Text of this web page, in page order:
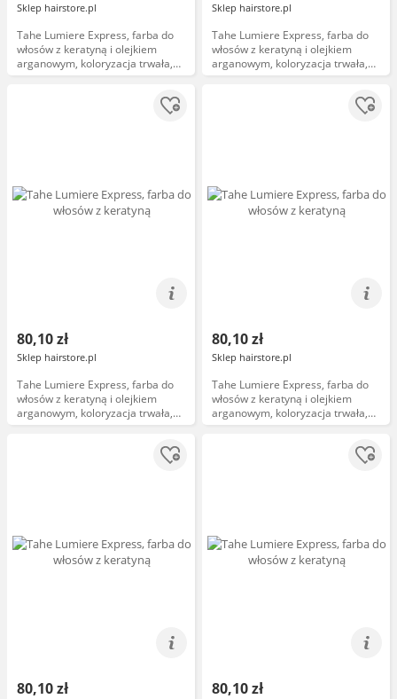
Sklep hairstore.pl
Tahe Lumiere Express, farba do
włosów z keratyną i olejkiem
arganowym, koloryzacja trwała,
10.0, 100ml
Sklep hairstore.pl
Tahe Lumiere Express, farba do
włosów z keratyną i olejkiem
arganowym, koloryzacja trwała,
9.23, 100ml
80,10 zł
Sklep hairstore.pl
Tahe Lumiere Express, farba do
włosów z keratyną i olejkiem
arganowym, koloryzacja trwała,
5.57, 100ml
80,10 zł
Sklep hairstore.pl
Tahe Lumiere Express, farba do
włosów z keratyną i olejkiem
arganowym, koloryzacja trwała,
7.23, 100ml
80,10 zł 80,10 zł